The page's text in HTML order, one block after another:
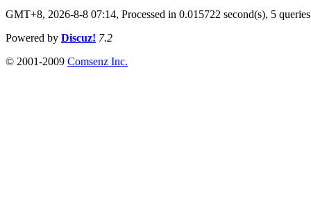
GMT+8, 2026-8-8 07:14, Processed in 0.015722 second(s), 5 queries
Powered by Discuz! 7.2
© 2001-2009 Comsenz Inc.